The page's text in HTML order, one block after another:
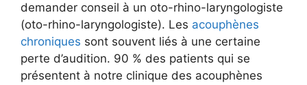
demander conseil à un oto-rhino-laryngologiste
(oto-rhino-laryngologiste). Les acouphènes
chroniques sont souvent liés à une certaine
perte d’audition. 90 % des patients qui se
présentent à notre clinique des acouphènes